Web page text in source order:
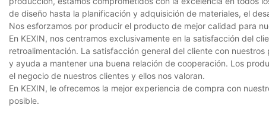
de diseño hasta la planificación y adquisición de materiales, el
Nos esforzamos por producir el producto de mejor calidad para
En KEXIN, nos centramos exclusivamente en la satisfacción del
retroalimentación. La satisfacción general del cliente con
y ayuda a mantener una buena relación de cooperación. Los
el negocio de nuestros clientes y ellos nos valoran.
En KEXIN, le ofrecemos la mejor experiencia de compra con
posible.